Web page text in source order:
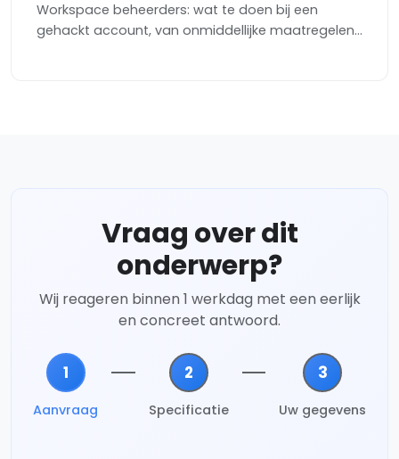
Workspace beheerders: wat te doen bij een
gehackt account, van onmiddellijke maatregelen...
Vraag over dit
onderwerp?
Wij reageren binnen 1 werkdag met een eerlijk
en concreet antwoord.
1
Aanvraag
2
Specificatie
3
Uw gegevens